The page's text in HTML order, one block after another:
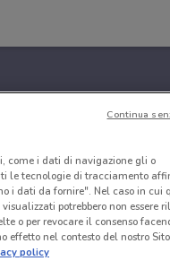
come i dati di navigazione gli o
le tecnologie di tracciamento
i dati da fornire". Nel caso in cui
potrebbero non essere
o per revocare il consenso
nel contesto del nostro
policy
Continua